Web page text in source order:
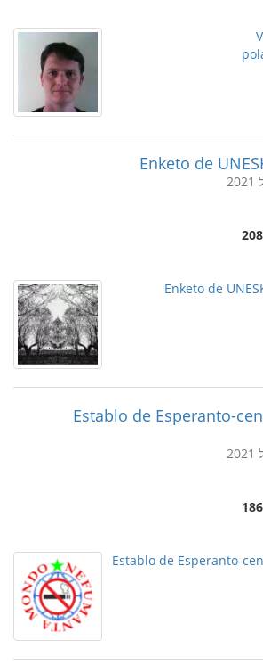
Enketo de
Enketo de
Establo de Esperanto-
Establo de Esperanto-